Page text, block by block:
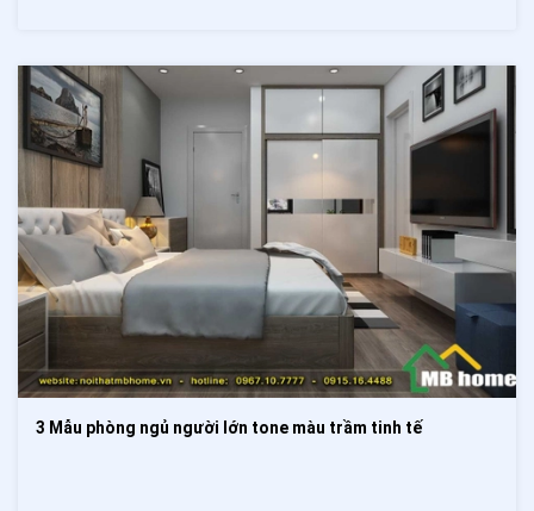
3 Mẫu phòng ngủ người lớn tone màu trầm tinh tế